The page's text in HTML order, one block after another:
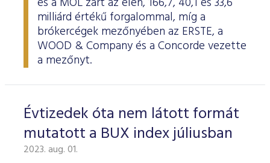
milliárd értékű forgalommal, míg a
brókercégek mezőnyében az ERSTE, a
WOOD & Company és a Concorde vezette
a mezőnyt.
Évtizedek óta nem látott formát
mutatott a BUX index júliusban
2023. aug. 01.